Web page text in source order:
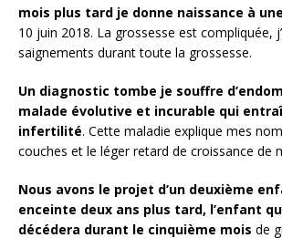
mois plus tard je donne naissance à
10 juin 2018. La grossesse est compliquée,
saignements durant toute la grossesse.
Un diagnostic tombe je souffre
malade évolutive et incurable qui
infertilité. Cette maladie explique mes
couches et le léger retard de croissance de
Nous avons le projet d’un deuxième
enceinte deux ans plus tard, l’enfant
décédera durant le cinquième mois de